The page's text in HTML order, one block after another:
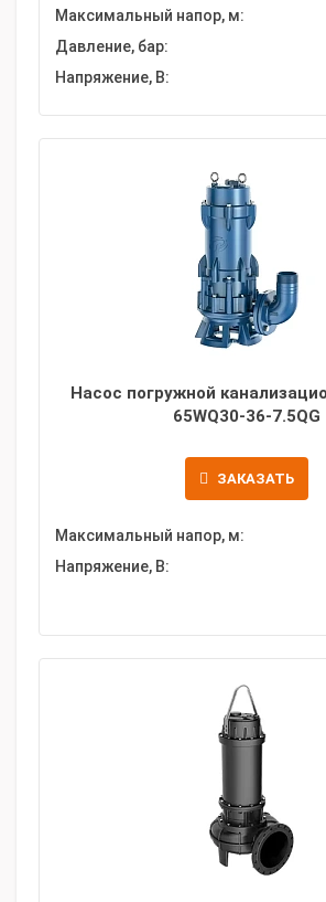
Максимальный напор, м:
Давление, бар:
Напряжение, В:
Насос погружной
65WQ30-36-7.5QG
ЗАКАЗАТЬ
Максимальный напор, м:
Напряжение, В: